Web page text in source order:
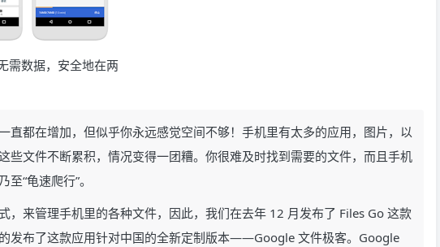
需数据，安全地在两
直都在增加，但似乎你永远感觉空间不够！手机里有太多的应用，图片，以
些文件不断累积，情况变得一团糟。你很难及时找到需要的文件，而且手机
“龟速爬行”。
，来管理手机里的各种文件，因此，我们在去年 12 月发布了 Files Go 这款
发布了这款应用针对中国的全新定制版本——Google 文件极客。Google